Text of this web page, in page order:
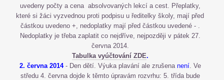
uvedeny počty a cena absolvovaných lekcí a cest. Přeplatky,
které si žáci vyzvednou proti podpisu u ředitelky školy, mají před
částkou uvedeno +, nedoplatky mají před částkou uvedené - .
Nedoplatky je třeba zaplatit co nejdříve, nejpozději v pátek 27.
června 2014.
Tabulka vyúčtování ZDE.
2. června 2014 - Den dětí. Výuka plavání ale zrušena není. Ve
středu 4. června dojde k těmto úpravám rozvrhu: 5. třída bude